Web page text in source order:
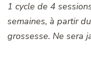
1 cycle de 4
semaines, à partir
grossesse. Ne sera